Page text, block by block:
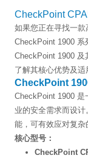
CheckPoint
如果您正在寻找一款
CheckPoint 1900 系
CheckPoint 1900 及
了解其核心优势及适
CheckPoint
CheckPoint 1900 是
业的安全需求而设
能，可有效应对复杂
核心型号：
CheckPoint